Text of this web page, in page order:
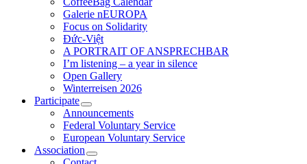
Galerie nEUROPA
Focus on Solidarity
Đức-Việt
A PORTRAIT OF ANSPRECHBAR
I’m listening – a year in silence
Open Gallery
Winterreisen 2026
Participate
Announcements
Federal Voluntary Service
European Voluntary Service
Association